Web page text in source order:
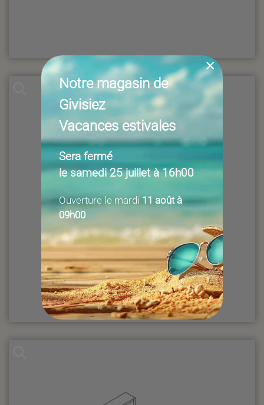
×
Notre magasin de
Givisiez
Vacances estivales
Sera fermé
le samedi 25 juillet à 16h00
Ouverture le mardi 11 août à
09h00